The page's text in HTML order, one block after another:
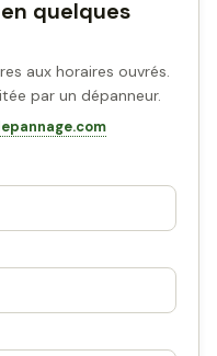
quelques
aux horaires ouvrés.
par un dépanneur.